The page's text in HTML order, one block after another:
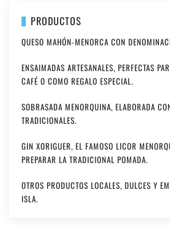
PRODUCTOS
QUESO MAHÓN-MENORCA CON
ENSAIMADAS ARTESANALES, PERFECTAS
CAFÉ O COMO REGALO ESPECIAL.
SOBRASADA MENORQUINA, ELABORADA
TRADICIONALES.
GIN XORIGUER, EL FAMOSO LICOR
PREPARAR LA TRADICIONAL POMADA.
OTROS PRODUCTOS LOCALES, DULCES Y
ISLA.